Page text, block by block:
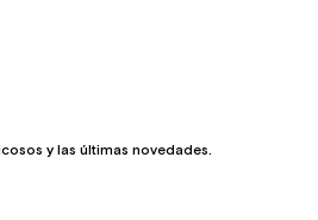
y las últimas novedades.